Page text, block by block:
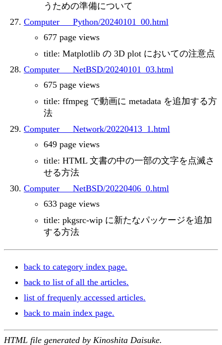
うための準備について
Computer___Python/20240101_00.html
677 page views
title: Matplotlib の 3D plot においての注意点
Computer___NetBSD/20240101_03.html
675 page views
title: ffmpeg で動画に metadata を追加する方
法
Computer___Network/20220413_1.html
649 page views
title: HTML 文書の中の一部の文字を点滅さ
せる方法
Computer___NetBSD/20220406_0.html
633 page views
title: pkgsrc-wip に新たなパッケージを追加
する方法
back to category index page.
back to list of all the articles.
list of frequenly accessed articles.
back to main index page.
HTML file generated by Kinoshita Daisuke.